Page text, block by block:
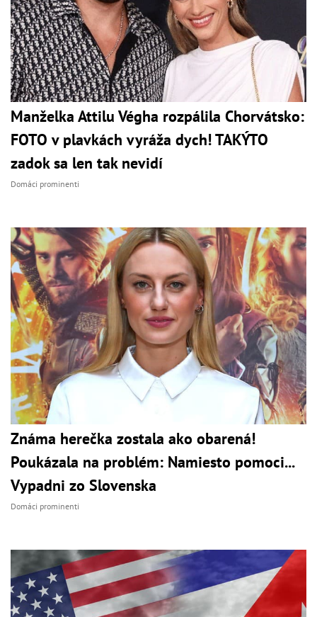
Manželka Attilu Végha rozpálila Chorvátsko:
FOTO v plavkách vyráža dych! TAKÝTO
zadok sa len tak nevidí
Domáci prominenti
Známa herečka zostala ako obarená!
Poukázala na problém: Namiesto pomoci...
Vypadni zo Slovenska
Domáci prominenti